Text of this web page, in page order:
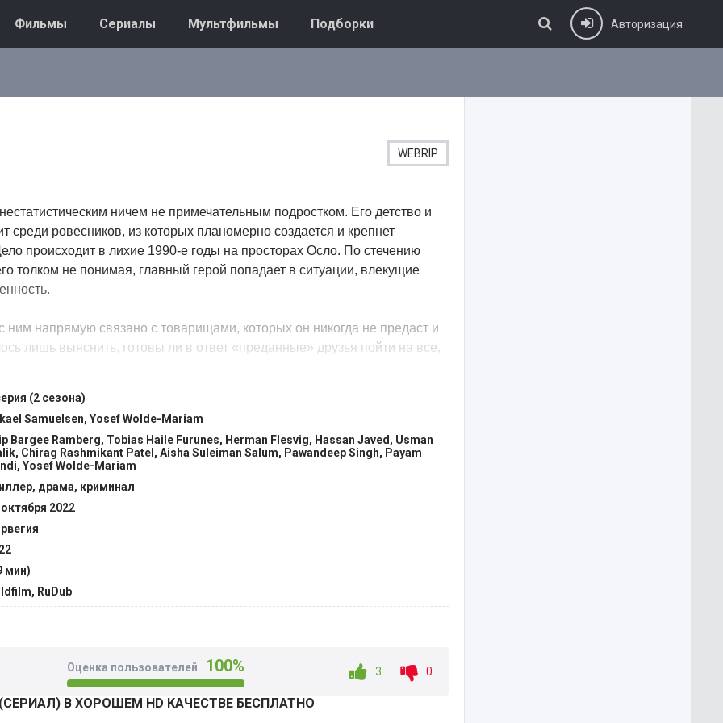
Фильмы Сериалы Мультфильмы Подборки Авторизация
WEBRIP
ничем не примечательным подростком. Его детство и
среди ровесников, из которых планомерно создается и крепнет
происходит в лихие 1990-е годы на просторах Осло. По стечению
толком не понимая, главный герой попадает в ситуации, влекущие
ним напрямую связано с товарищами, которых он никогда не предаст и
лишь выяснить, готовы ли в ответ «преданные» друзья пойти на все,
человека, расстаться с деньгами. @Filmix.fan
(2 сезона)
Samuelsen, Yosef Wolde-Mariam
Bargee Ramberg, Tobias Haile Furunes, Herman Flesvig, Hassan Javed, Usman
Chirag Rashmikant Patel, Aisha Suleiman Salum, Pawandeep Singh, Payam
Yosef Wolde-Mariam
драма, криминал
2022
мин)
RuDub
Оценка пользователей 100% 3 0
В ХОРОШЕМ HD КАЧЕСТВЕ БЕСПЛАТНО